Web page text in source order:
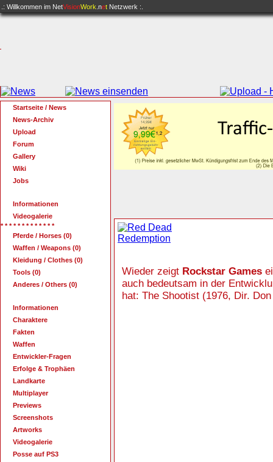
.: Willkommen im NetVisionWork .netNetzwerk :.
Startseite / News
News-Archiv
Upload
Forum
Gallery
Wiki
Jobs
Informationen
Videogalerie
* * * * * * * * * * * * *
Pferde / Horses (0)
Waffen / Weapons (0)
Kleidung / Clothes (0)
Tools (0)
Anderes / Others (0)
Informationen
Charaktere
Fakten
Waffen
Entwickler-Fragen
Erfolge & Trophäen
Landkarte
Multiplayer
Previews
Screenshots
Artworks
Videogalerie
Posse auf PS3
Wieder zeigt Rockstar Games
auch bedeutsam in der
hat: The Shootist (1976, Dir.